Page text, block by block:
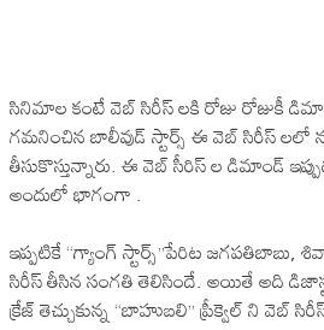
సినిమాల కంటే వెబ్ సిరీస్ లకి రోజు రోజుకీ
గమనించిన బాలీవుడ్ స్టార్స్ ఈ వెబ్ సిరీస్ లలో
తీసుకొస్తున్నారు. ఈ వెబ్ సీరిస్ ల డిమాండ్
అందులో భాగంగా .
ఇప్పటికే “గ్యాంగ్ స్టార్స్”పేరిట జగపతిబాబు,
సిరీస్ తీసిన సంగతి తెలిసిందే. అయితే అది
క్రేజ్ తెచ్చుకున్న “బాహుబలి” ప్రీక్వెల్ ని వెబ్